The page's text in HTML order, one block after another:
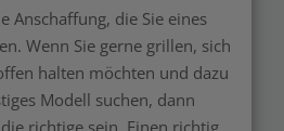
Anschaffung, die Sie eines
Wenn Sie gerne grillen, sich
halten möchten und dazu
Modell suchen, dann